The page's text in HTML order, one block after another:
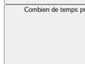
Combien de temps